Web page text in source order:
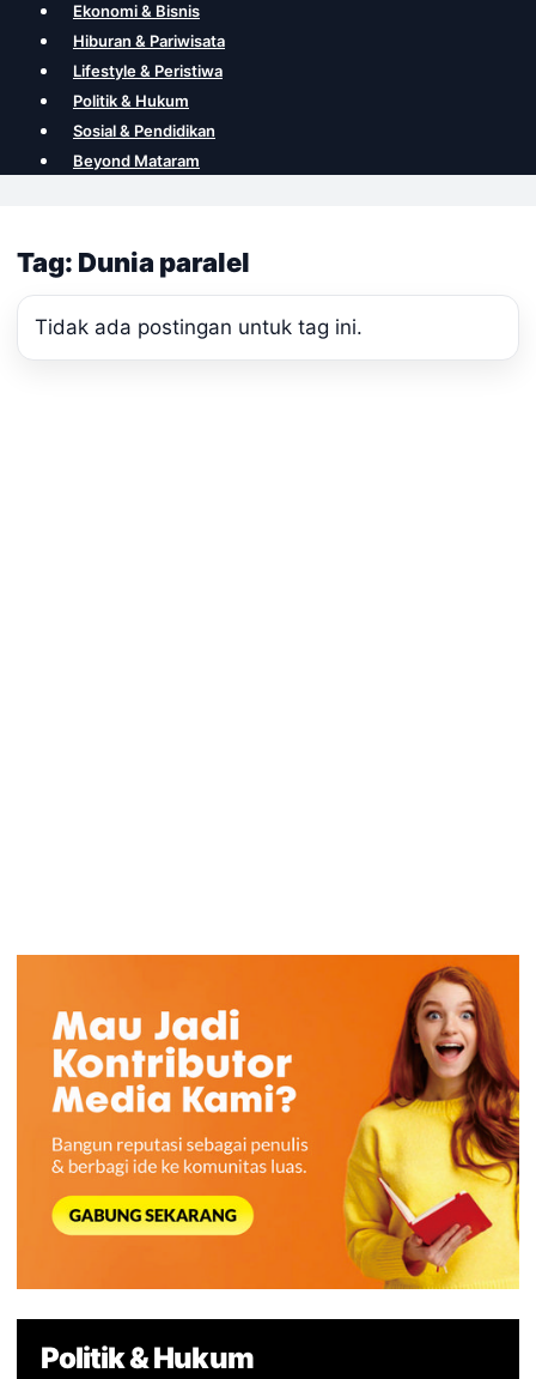
Ekonomi & Bisnis
Hiburan & Pariwisata
Lifestyle & Peristiwa
Politik & Hukum
Sosial & Pendidikan
Beyond Mataram
Tag: Dunia paralel
Tidak ada postingan untuk tag ini.
Politik & Hukum